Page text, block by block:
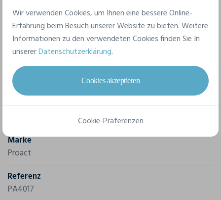
Schnitt.
Merkmale
Marke
Proact
Referenz
PA4017
Wir verwenden Cookies, um Ihnen eine bessere Online-
Erfahrung beim Besuch unserer Website zu bieten. Weitere
Informationen zu den verwendeten Cookies finden Sie In
unsererDatenschutzerklärung.
Cookies akzeptieren
Cookie-Präferenzen